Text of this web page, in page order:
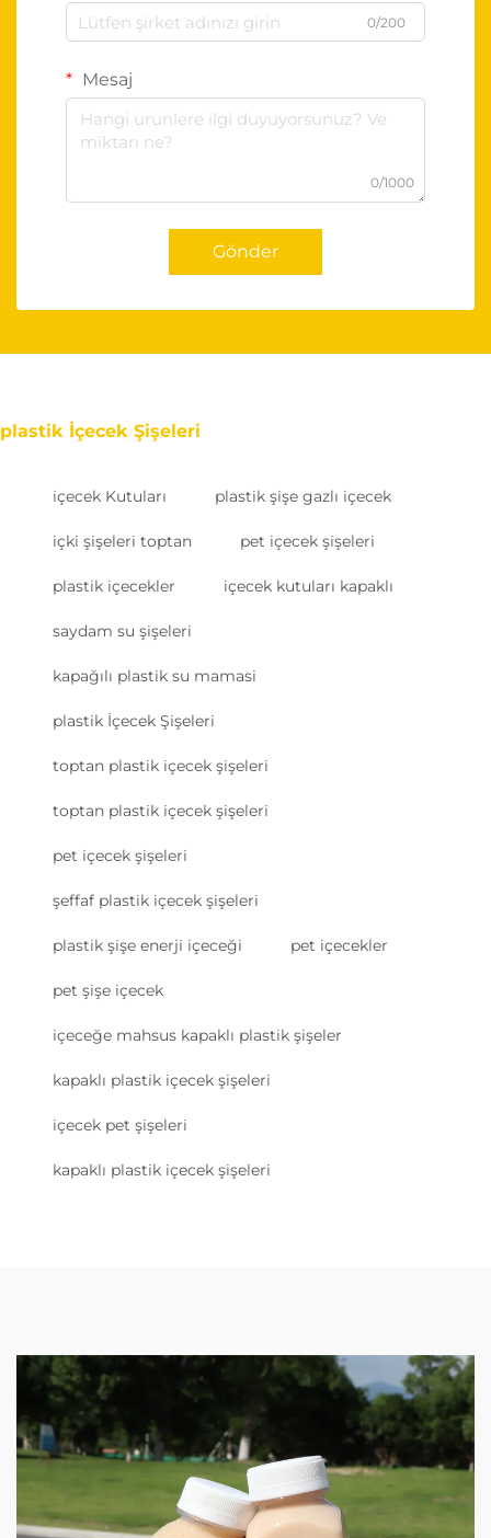
0/200
Mesaj
0/1000
Gönder
plastik İçecek Şişeleri
i̇çecek Kutuları plastik şişe gazlı içecek
içki şişeleri toptan pet içecek şişeleri
plastik içecekler içecek kutuları kapaklı
saydam su şişeleri
kapağılı plastik su mamasi
plastik İçecek Şişeleri
toptan plastik içecek şişeleri
toptan plastik içecek şişeleri
pet içecek şişeleri
şeffaf plastik içecek şişeleri
plastik şişe enerji içeceği pet içecekler
pet şişe içecek
içeceğe mahsus kapaklı plastik şişeler
kapaklı plastik içecek şişeleri
içecek pet şişeleri
kapaklı plastik içecek şişeleri